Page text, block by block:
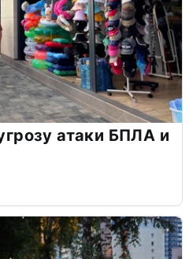
атаки БПЛА и